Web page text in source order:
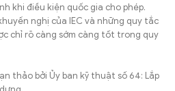
khi điều kiện quốc gia cho phép.
nghị của IEC và những quy tắc
chỉ rõ càng sớm càng tốt trong quy
thảo bởi Ủy ban kỹ thuật số 64: Lắp